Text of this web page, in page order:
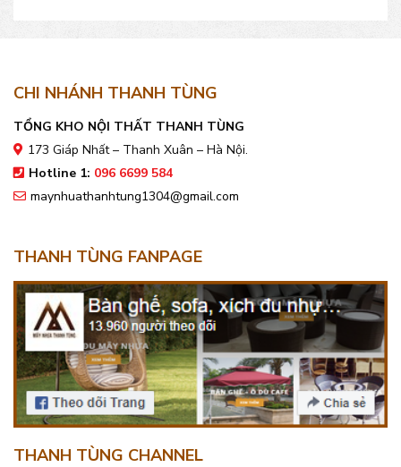
CHI NHÁNH THANH TÙNG
TỔNG KHO NỘI THẤT THANH TÙNG
173 Giáp Nhất – Thanh Xuân – Hà Nội.
Hotline 1: 096 6699 584
maynhuathanhtung1304@gmail.com
THANH TÙNG FANPAGE
THANH TÙNG CHANNEL